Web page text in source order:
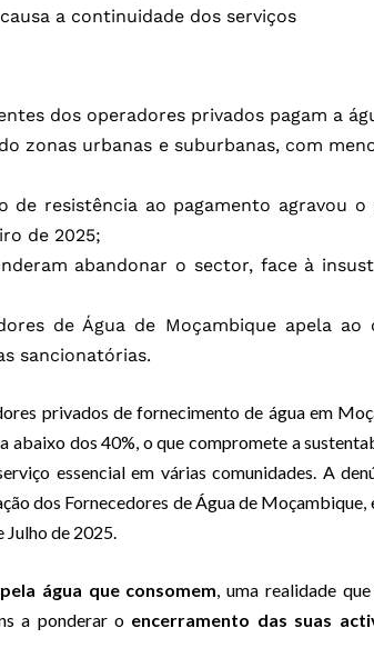
dos operadores privados pagam a
zonas urbanas e suburbanas, com
de resistência ao pagamento agravou
de 2025;
abandonar o sector, face à
de Água de Moçambique apela
sancionatórias.
privados de fornecimento de água em
abaixo dos 40%, o que compromete a
essencial em várias comunidades. A
dos Fornecedores de Água de Moçambique,
Julho de 2025.
água que consomem, uma realidade
a ponderar o encerramento das suas
a continuidade dos serviços